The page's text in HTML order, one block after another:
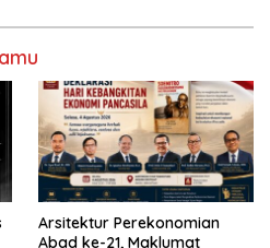
Arsitektur Perekonomian
Abad ke-21, Maklumat